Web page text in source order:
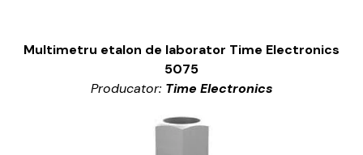
Multimetru etalon de laborator Time Electronics
5075
Producator: Time Electronics